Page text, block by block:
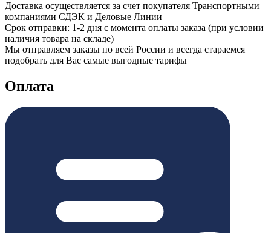
Доставка осуществляется за счет покупателя Транспортными
компаниями СДЭК и Деловые Линии
Срок отправки: 1-2 дня с момента оплаты заказа (при условии
наличия товара на складе)
Мы отправляем заказы по всей России и всегда стараемся
подобрать для Вас самые выгодные тарифы
Оплата